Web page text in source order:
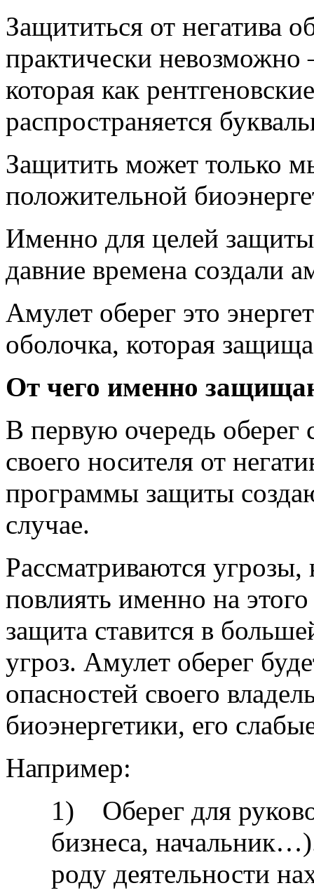
Защититься от негатива
практически
которая как
распространяется
Защитить может только
положительной
Именно для целей
давние времена создали
Амулет оберег это
оболочка, которая
От чего именно
В первую очередь оберег
своего носителя от
программы защиты
случае.
Рассматриваются угрозы,
повлиять именно на
защита ставится в
угроз. Амулет оберег
опасностей своего
биоэнергетики, его
Например:
1) Оберег для
бизнеса,
роду деятельности